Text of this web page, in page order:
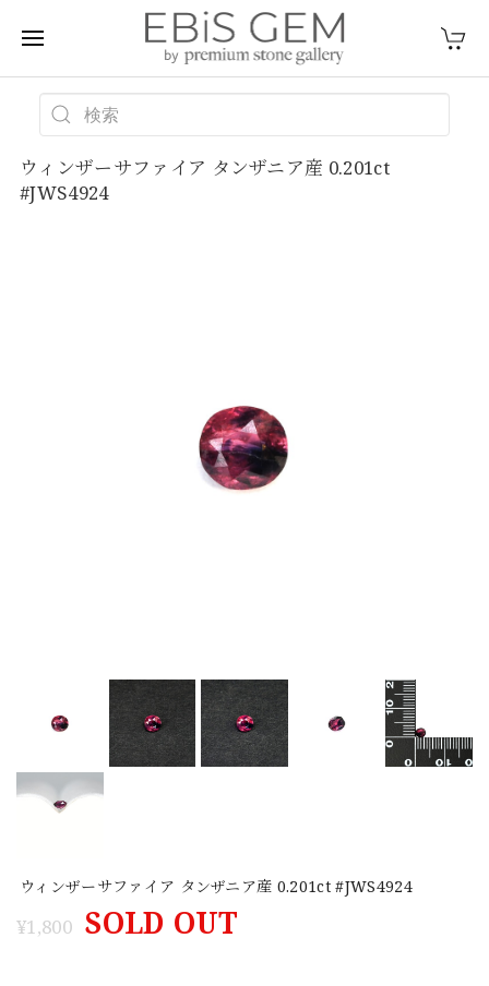
ウィンザーサファイア タンザニア産 0.201ct
#JWS4924
ウィンザーサファイア タンザニア産 0.201ct #JWS4924
¥1,800 SOLD OUT